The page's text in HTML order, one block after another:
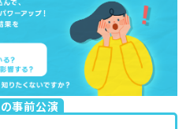
事前公演